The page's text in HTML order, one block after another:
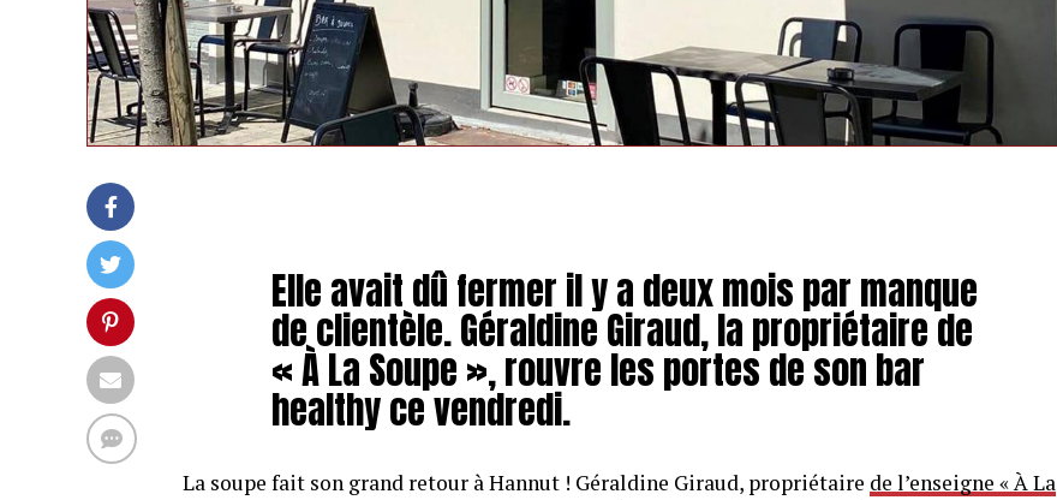
Elle avait dû fermer il y a deux mois par manque
de clientèle. Géraldine Giraud, la propriétaire de
« À La Soupe », rouvre les portes de son bar
healthy ce vendredi.
La soupe fait son grand retour à Hannut ! Géraldine Giraud, propriétaire de l’enseigne « À La